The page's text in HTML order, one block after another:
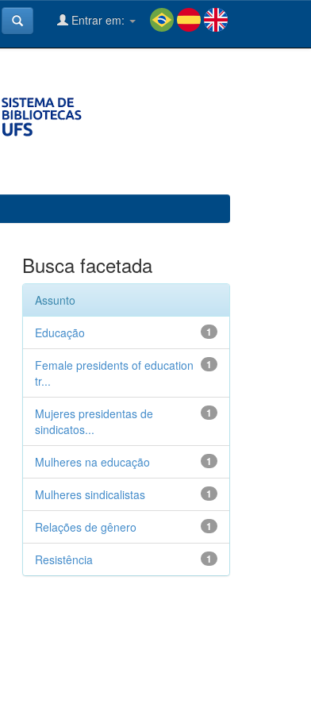
Entrar em:
Busca facetada
Assunto
1
Educação
1
Female presidents of education
tr...
1
Mujeres presidentas de
sindicatos...
1
Mulheres na educação
1
Mulheres sindicalistas
1
Relações de gênero
1
Resistência